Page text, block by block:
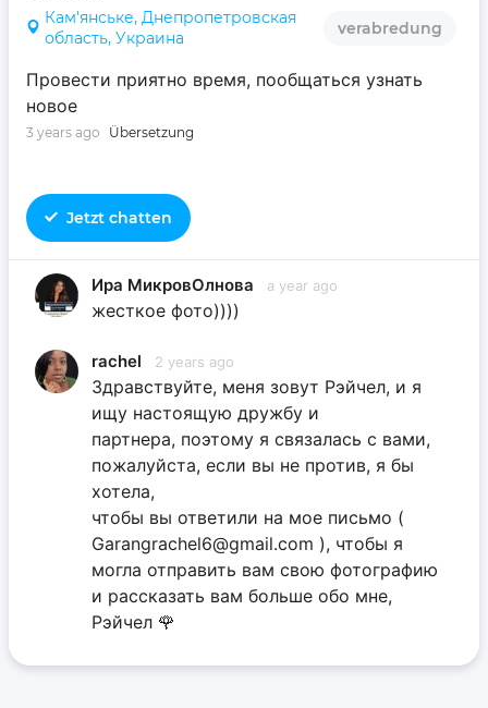
Кам'янське, Днепропетровская
область, Украина
verabredung
Провести приятно время, пообщаться узнать
новое
3 years ago Übersetzung
Jetzt chatten
Ира МикровОлнова a year ago
жесткое фото))))
rachel 2 years ago
Здравствуйте, меня зовут Рэйчел, и я
ищу настоящую дружбу и
партнера, поэтому я связалась с вами,
пожалуйста, если вы не против, я бы
хотела,
чтобы вы ответили на мое письмо (
Garangrachel6@gmail.com ), чтобы я
могла отправить вам свою фотографию
и рассказать вам больше обо мне,
Рэйчел 🌹